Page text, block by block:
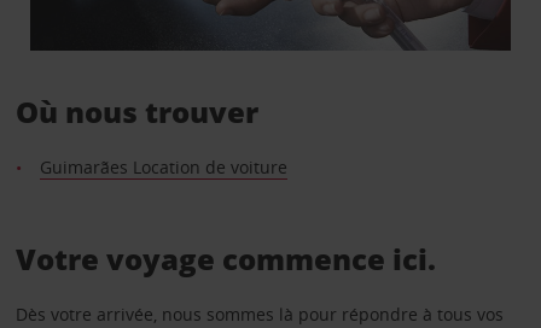
Où nous trouver
Guimarães Location de voiture
Votre voyage commence ici.
Dès votre arrivée, nous sommes là pour répondre à tous vos